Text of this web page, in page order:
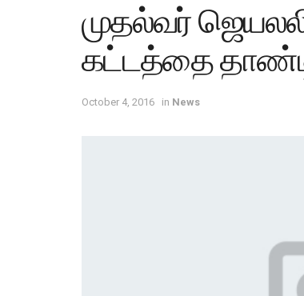
முதல்வர்
கட்டத்தை
October 4, 2016 in News